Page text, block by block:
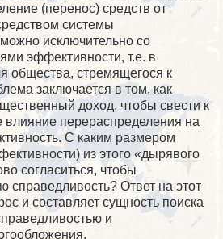
(перенос) средств от
системы
исключительно со
эффективности, т.е. в
общества, стремящегося к
заключается в том, как
доход, чтобы свести к
влияние перераспределения на
С каким размером
из этого «дырявого
согласиться, чтобы
справедливость? Ответ на этот
и составляет сущность поиска
и